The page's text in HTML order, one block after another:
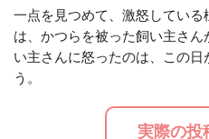
U
n
/
L
o
a
d
一点を見つめて、激怒している
は、かつらを被った飼い主さ
い主さんに怒ったのは、この
う。
実際の投